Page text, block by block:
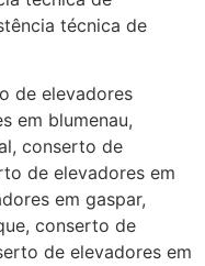
técnica de
de elevadores
em blumenau,
conserto de
de elevadores em
em gaspar,
conserto de
de elevadores em